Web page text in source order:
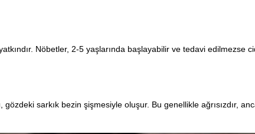
Nöbetler, 2-5 yaşlarında başlayabilir ve tedavi edilmezse
sarkık bezin şişmesiyle oluşur. Bu genellikle ağrısızdır,